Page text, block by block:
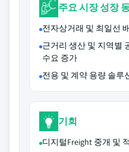
주요 시장 성장
전자상거래 및 최일선
근거리 생산 및 지역별
수요 증가
전용 및 계약 용량 솔루
기회
디지털Freight 중개 및